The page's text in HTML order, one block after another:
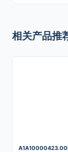
相关产品推